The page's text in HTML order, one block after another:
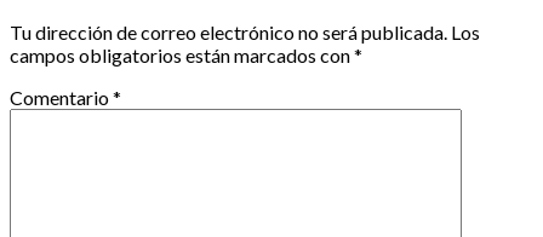
Tu dirección de correo electrónico no será publicada. Los
campos obligatorios están marcados con*
Comentario*